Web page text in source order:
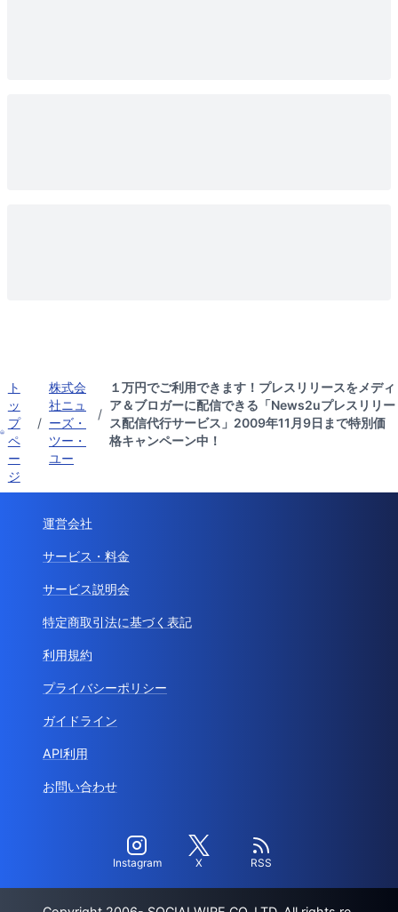
ト
ッ
プ
ペ
ー
ジ
/
株式会
社ニュ
ーズ・
ツー・
ユー
/
１万円でご利用できます！プレスリリースをメディ
ア＆ブロガーに配信できる「News2uプレスリリー
ス配信代行サービス」2009年11月9日まで特別価
格キャンペーン中！
運営会社
サービス・料金
サービス説明会
特定商取引法に基づく表記
利用規約
プライバシーポリシー
ガイドライン
API利用
お問い合わせ
Instagram X RSS